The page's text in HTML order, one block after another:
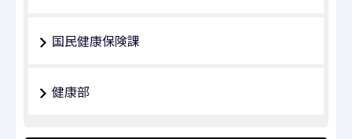
国民健康保険課
健康部